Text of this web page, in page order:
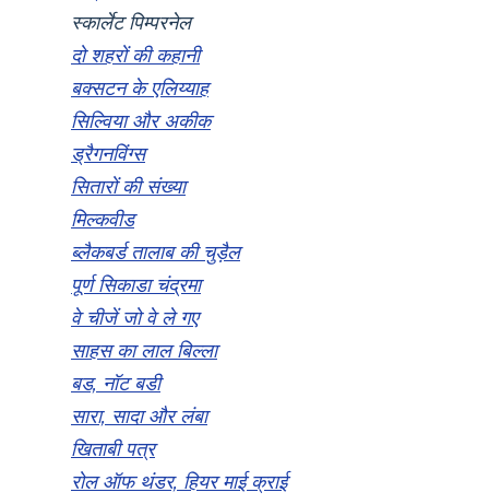
स्कार्लेट पिम्परनेल
दो शहरों की कहानी
बक्सटन के एलिय्याह
सिल्विया और अकीक
ड्रैगनविंग्स
सितारों की संख्या
मिल्कवीड
ब्लैकबर्ड तालाब की चुड़ैल
पूर्ण सिकाडा चंद्रमा
वे चीजें जो वे ले गए
साहस का लाल बिल्ला
बड, नॉट बडी
सारा, सादा और लंबा
खिताबी पत्र
रोल ऑफ थंडर, हियर माई क्राई